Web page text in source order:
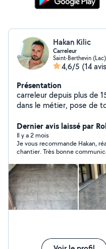
Hakan Kilic
Carreleur
Saint-Berthevin (Lac)
4,6/5 (14
Présentation
carreleur depuis plus de
dans le métier, pose de tout format de carrelage
carrelage collé et/ou
pose de tout type de
réalisation de douche à
Dernier avis laissé par
Il y a 2 mois
Je vous recommande Hakan,
chantier. Très bonne